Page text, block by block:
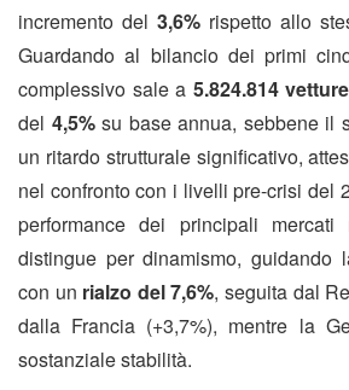
incremento del 3,6% rispetto allo
Guardando al bilancio dei primi
complessivo sale a 5.824.814 vetture
del 4,5%su base annua, sebbene il
un ritardo strutturale significativo,
nel confronto con i livelli pre-crisi del
performance dei principali
distingue per dinamismo, guidando
con un rialzo del 7,6%, seguita dal
dalla Francia (+3,7%), mentre la
sostanziale stabilità.